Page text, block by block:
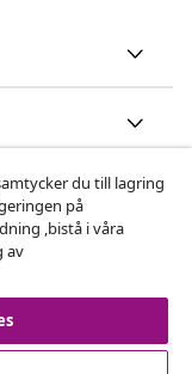
du till lagring
på
,bistå i våra
av